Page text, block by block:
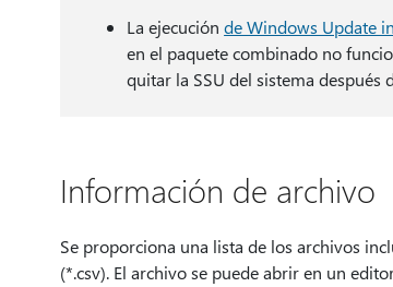
La ejecuciónde Windows Update
en el paquete combinado no
quitar la SSU del sistema después
Información de archivo
Se proporciona una lista de los archivos
(*.csv). El archivo se puede abrir en un